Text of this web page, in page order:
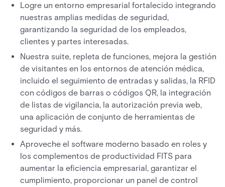
Logre un entorno empresarial fortalecido integrando
nuestras amplias medidas de seguridad,
garantizando la seguridad de los empleados,
clientes y partes interesadas.
Nuestra suite, repleta de funciones, mejora la gestión
de visitantes en los entornos de atención médica,
incluido el seguimiento de entradas y salidas, la RFID
con códigos de barras o códigos QR, la integración
de listas de vigilancia, la autorización previa web,
una aplicación de conjunto de herramientas de
seguridad y más.
Aproveche el software moderno basado en roles y
los complementos de productividad FITS para
aumentar la eficiencia empresarial, garantizar el
cumplimiento, proporcionar un panel de control